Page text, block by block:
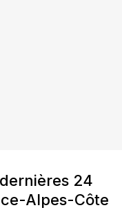
24
Alpes-Côte